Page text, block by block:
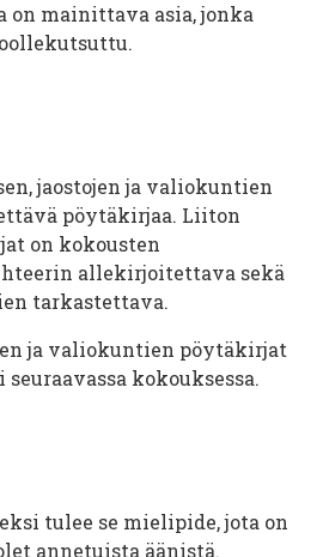
on mainittava asia, jonka
jaostojen ja valiokuntien
pöytäkirjaa. Liiton
on kokousten
allekirjoitettava sekä
tarkastettava.
ja valiokuntien pöytäkirjat
kokouksessa.
tulee se mielipide, jota on
annetuista äänistä.